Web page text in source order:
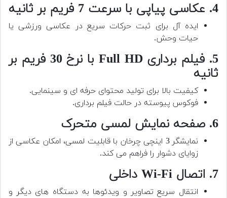
4. عکاسی پیاپی با سرعت 7 فریم بر ثانیه
ایده آل برای ثبت حرکات سریع در عکاسی ورزشی یا
حیات وحش.
5. فیلم برداری Full HD با نرخ 30 فریم بر
ثانیه
کیفیت بالا برای تولید محتوای حرفه ای و سینمایی.
فوکوس پیوسته در حالت فیلم برداری.
6. صفحه نمایش لمسی متحرک
نمایشگر 3 اینچی چرخان با قابلیت لمسی، امکان عکاسی از
زوایای دشوار را فراهم می کند.
7. اتصال Wi-Fi داخلی
انتقال سریع تصاویر و ویدئوها به دستگاه های دیگر و